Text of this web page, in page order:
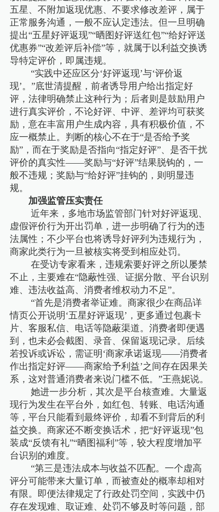
五星、不附加返现优惠、不要求修改差评，属于
正常服务沟通，一般不应认定违法。但一旦明确
提出“五星好评返现”“晒图好评送红包”“给好评送
优惠券”“改差评后补偿”等，就属于以利益交换诱
导特定评价，即属违规。
“实践中还应区分‘好评返现’与‘评价返
现’。”底世清提醒，前者诱导用户给出指定好
评，法律明确禁止这种行为；后者则是鼓励用户
进行真实评价，不论好评、中评、差评均可获奖
励，意在丰富用户生成内容，具有积极价值，不
应一概禁止。判断的核心不在于“是否给予奖
励”，而在于奖励是否指向“指定好评”、是否干扰
评价的真实性——奖励与“好评”结果脱钩的，一
般不违规；奖励与“给好评”挂钩的，则明显违
规。
加强监管压实责任
近年来，多地市场监管部门针对好评返现、
虚假评价行为开出罚单，进一步明确了行为的违
法属性；不少平台也将诱导好评列为违规行为，
商家此类行为一旦被核实将受到相应处罚。
在受访专家看来，违规索要好评之所以屡禁
不止，主要难在“隐蔽性强、证据分散、平台识别
难、违法收益高、消费者维权动力不足”。
“首先是消费者举证难。商家很少在商品详
情页公开说明‘五星好评返现’，更多通过包裹卡
片、客服私信、电话等隐蔽渠道。消费者即便遇
到，也未必会截图、录音、保留返现记录。后续
若投诉或诉讼，需证明‘商家承诺返现——消费者
作出指定好评——商家给予利益’之间存在因果关
系，这对普通消费者来说门槛不低。”王燕妮说。
她进一步分析，其次是平台核查难。大量返
现行为发生在平台外，如红包、转账、电话沟通
等，平台只能看到最终评价，却看不到背后的利
益交换。商家还不断变换话术，把“好评返现”包
装成“反馈有礼”“晒图福利”等，较大程度增加平
台识别的难度。
“第三是违法成本与收益不匹配。一个虚高
评分可能带来大量订单，而被查处的概率却相对
有限。即便法律规定了行政处罚空间，实践中仍
存在发现难、取证难、处罚不够及时等问题，部